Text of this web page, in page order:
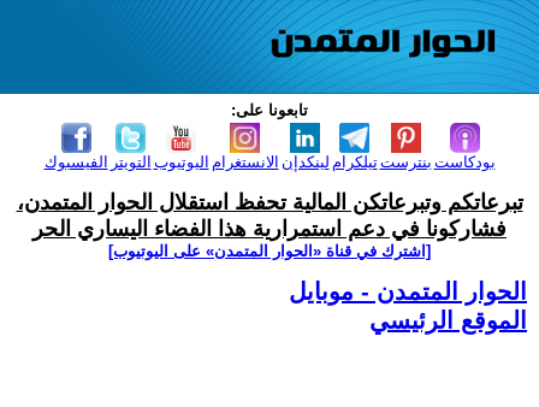
تابعونا على:
الفيسبوك التويتر اليوتيوب الانستغرام لينكدإن تيلكرامبنترست بودكاست
تبرعاتكم وتبرعاتكن المالية تحفظ استقلال الحوار المتمدن،
فشاركونا في دعم استمرارية هذا الفضاء اليساري الحر
[اشترك في قناة ‫«الحوار المتمدن» على اليوتيوب]
الحوار المتمدن - موبايل
الموقع الرئيسي